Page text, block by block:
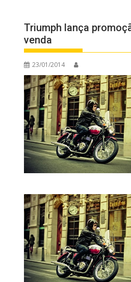
Triumph lança
venda
23/01/2014